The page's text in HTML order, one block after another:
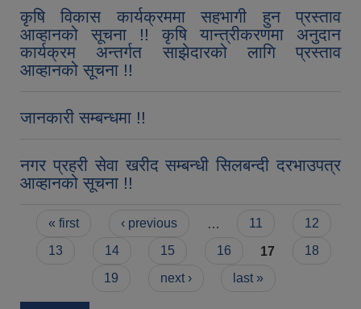
कृषि विकास कार्यक्रममा सहभागी हुन प्रस्ताव
आव्हानको सूचना !! कृषि यान्त्रीकरणमा अनुदान
कार्यक्रम अन्तर्गत साझेदारको लागि प्रस्ताव
आव्हानको सूचना !!
जानकारी सम्बन्धमा !!
नगर प्रहरी सेवा खरीद सम्बन्धी सिलबन्दी दरभाउपत्र
आव्हानको सूचना !!
Pages
« first ‹ previous 11
12
13
14 15 16 17
18
19
next › last »